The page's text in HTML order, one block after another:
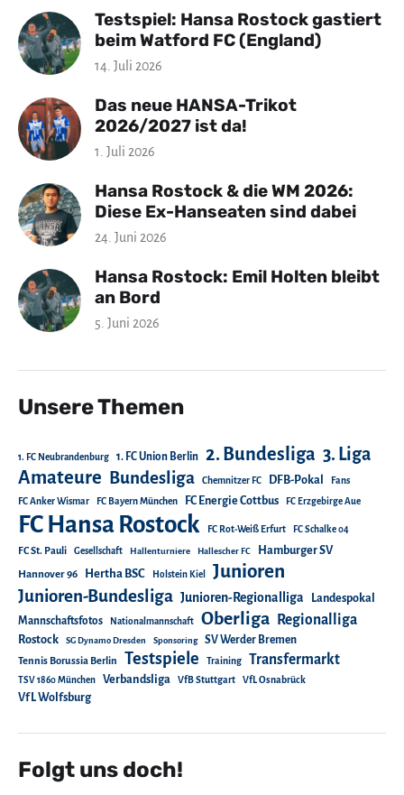
Testspiel: Hansa Rostock gastiert
beim Watford FC (England)
14. Juli 2026
Das neue HANSA-Trikot
2026/2027 ist da!
1. Juli 2026
Hansa Rostock & die WM 2026:
Diese Ex-Hanseaten sind dabei
24. Juni 2026
Hansa Rostock: Emil Holten bleibt
an Bord
5. Juni 2026
Unsere Themen
1. FC Neubrandenburg 1. FC Union Berlin 2. Bundesliga 3. Liga
Amateure Bundesliga Chemnitzer FC DFB-Pokal Fans
FC Anker Wismar FC Bayern München FC Energie Cottbus FC Erzgebirge Aue
FC Hansa Rostock FC Rot-Weiß Erfurt FC Schalke 04
FC St. Pauli Gesellschaft Hallenturniere Hallescher FC Hamburger SV
Hannover 96 Hertha BSC Holstein Kiel Junioren
Junioren-Bundesliga Junioren-Regionalliga
Landespokal
Mannschaftsfotos
Nationalmannschaft Oberliga Regionalliga
Rostock SG Dynamo Dresden Sponsoring SV Werder Bremen
Tennis Borussia Berlin Testspiele Training Transfermarkt
TSV 1860 München Verbandsliga VfB Stuttgart VfL Osnabrück
VfL Wolfsburg
Folgt uns doch!